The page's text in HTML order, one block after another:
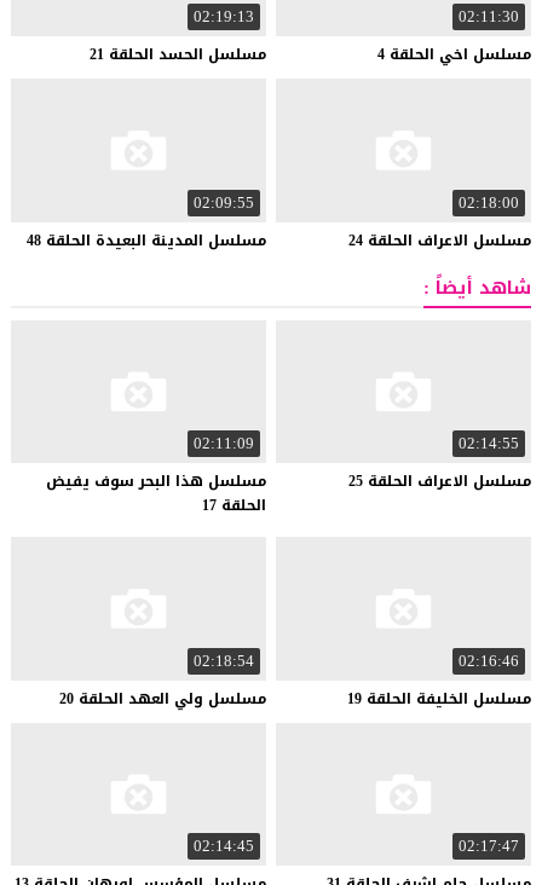
02:11:30
مسلسل اخي الحلقة 4
02:19:13
مسلسل الحسد الحلقة 21
02:18:00
مسلسل الاعراف الحلقة 24
02:09:55
مسلسل المدينة البعيدة الحلقة 48
شاهد أيضاً :
02:14:55
مسلسل الاعراف الحلقة 25
02:11:09
مسلسل هذا البحر سوف يفيض
الحلقة 17
02:16:46
مسلسل الخليفة الحلقة 19
02:18:54
مسلسل ولي العهد الحلقة 20
02:17:47
02:14:45